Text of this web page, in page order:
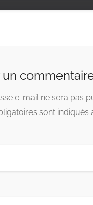
un
e-mail ne sera pas
sont indiqués